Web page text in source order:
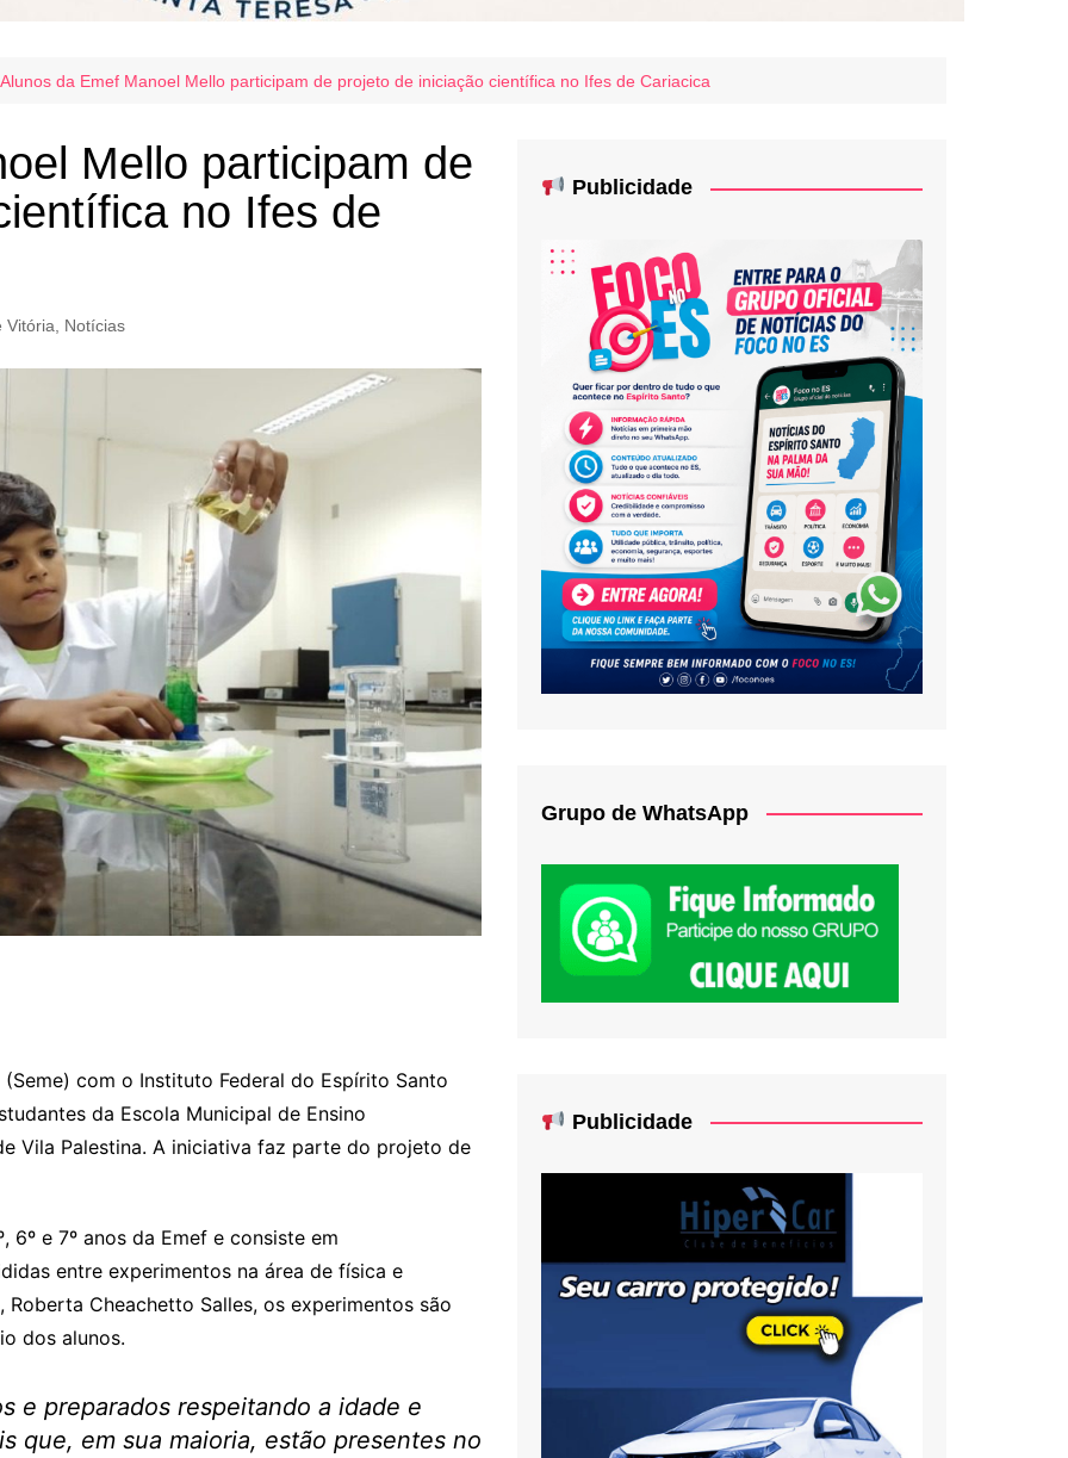
Alunos da Emef Manoel Mello participam de projeto de iniciação científica no Ifes de Cariacica
Mello participam de
no Ifes de
Vitória, Notícias
com o Instituto Federal do Espírito Santo
da Escola Municipal de Ensino
Vila Palestina. A iniciativa faz parte do projeto de
e 7º anos da Emef e consiste em
entre experimentos na área de física e
Cheachetto Salles, os experimentos são
dos alunos.
e preparados respeitando a idade e
que, em sua maioria, estão presentes no
Publicidade
Grupo de WhatsApp
Publicidade